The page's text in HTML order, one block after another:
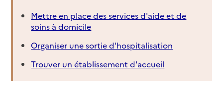
Mettre en place des services d'aide et de
soins à domicile
Organiser une sortie d'hospitalisation
Trouver un établissement d'accueil